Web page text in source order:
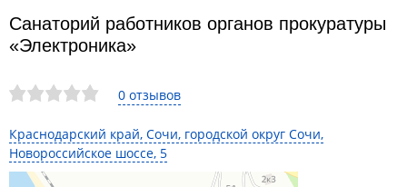
0 отзывов
Краснодарский край, Сочи, городской округ Сочи,
Новороссийское шоссе, 5
Санаторий работников органов прокуратуры
«Электроника»